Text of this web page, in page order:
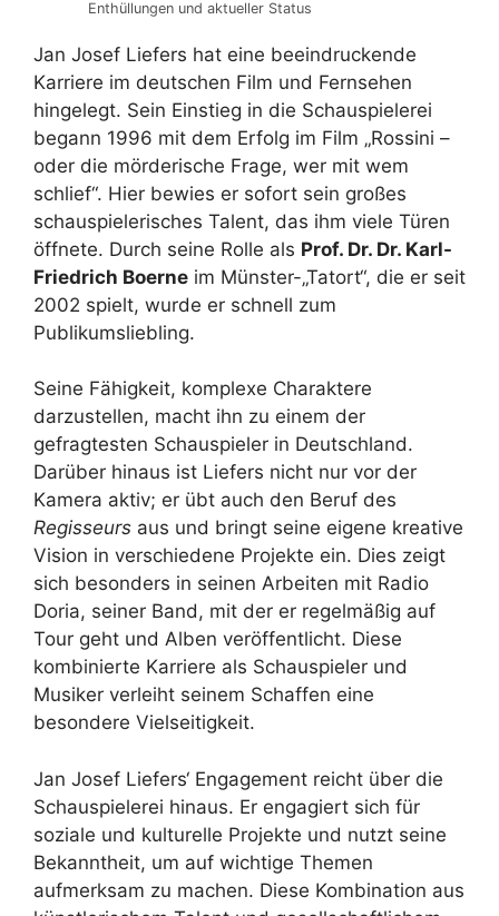
Enthüllungen und aktueller Status
Jan Josef Liefers hat eine beeindruckende
Karriere im deutschen Film und Fernsehen
hingelegt. Sein Einstieg in die Schauspielerei
begann 1996 mit dem Erfolg im Film „Rossini –
oder die mörderische Frage, wer mit wem
schlief“. Hier bewies er sofort sein großes
schauspielerisches Talent, das ihm viele Türen
öffnete. Durch seine Rolle als Prof. Dr. Dr. Karl-
Friedrich Boerne im Münster-„Tatort“, die er seit
2002 spielt, wurde er schnell zum
Publikumsliebling.
Seine Fähigkeit, komplexe Charaktere
darzustellen, macht ihn zu einem der
gefragtesten Schauspieler in Deutschland.
Darüber hinaus ist Liefers nicht nur vor der
Kamera aktiv; er übt auch den Beruf des
Regisseurs aus und bringt seine eigene kreative
Vision in verschiedene Projekte ein. Dies zeigt
sich besonders in seinen Arbeiten mit Radio
Doria, seiner Band, mit der er regelmäßig auf
Tour geht und Alben veröffentlicht. Diese
kombinierte Karriere als Schauspieler und
Musiker verleiht seinem Schaffen eine
besondere Vielseitigkeit.
Jan Josef Liefers‘ Engagement reicht über die
Schauspielerei hinaus. Er engagiert sich für
soziale und kulturelle Projekte und nutzt seine
Bekanntheit, um auf wichtige Themen
aufmerksam zu machen. Diese Kombination aus